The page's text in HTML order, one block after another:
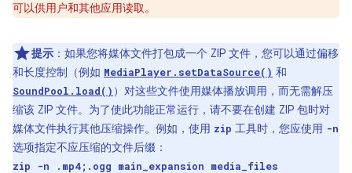
可以供用户和其他应用读取。
提示 ：如果您将媒体文件打包成一个 ZIP 文件，您可以通过偏移
和长度控制（例如 MediaPlayer.setDataSource() 和
SoundPool.load() ）对这些文件使用媒体播放调用，而无需解压
缩该 ZIP 文件。为了使此功能正常运行，请不要在创建 ZIP 包时对
媒体文件执行其他压缩操作。例如，使用 zip 工具时，您应使用 -n
选项指定不应压缩的文件后缀：
zip -n .mp4;.ogg main_expansion media_files